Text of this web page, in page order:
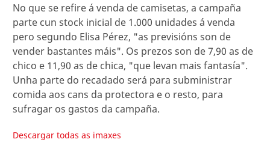
No que se refire á venda de camisetas, a campaña
parte cun stock inicial de 1.000 unidades á venda
pero segundo Elisa Pérez, "as previsións son de
vender bastantes máis". Os prezos son de 7,90 as de
chico e 11,90 as de chica, "que levan mais fantasía".
Unha parte do recadado será para subministrar
comida aos cans da protectora e o resto, para
sufragar os gastos da campaña.
Descargar todas as imaxes